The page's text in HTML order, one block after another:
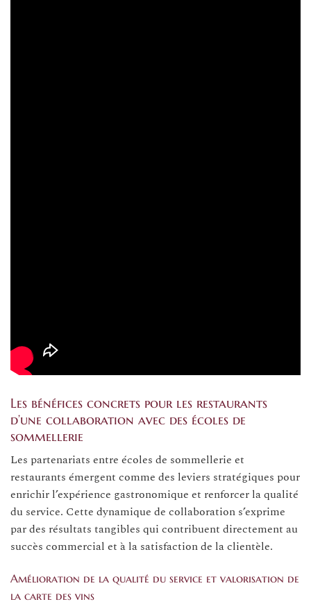
Les bénéfices concrets pour les restaurants
d’une collaboration avec des écoles de
sommellerie
Les partenariats entre écoles de sommellerie et
restaurants émergent comme des leviers stratégiques pour
enrichir l’expérience gastronomique et renforcer la qualité
du service. Cette dynamique de collaboration s’exprime
par des résultats tangibles qui contribuent directement au
succès commercial et à la satisfaction de la clientèle.
Amélioration de la qualité du service et valorisation de
la carte des vins